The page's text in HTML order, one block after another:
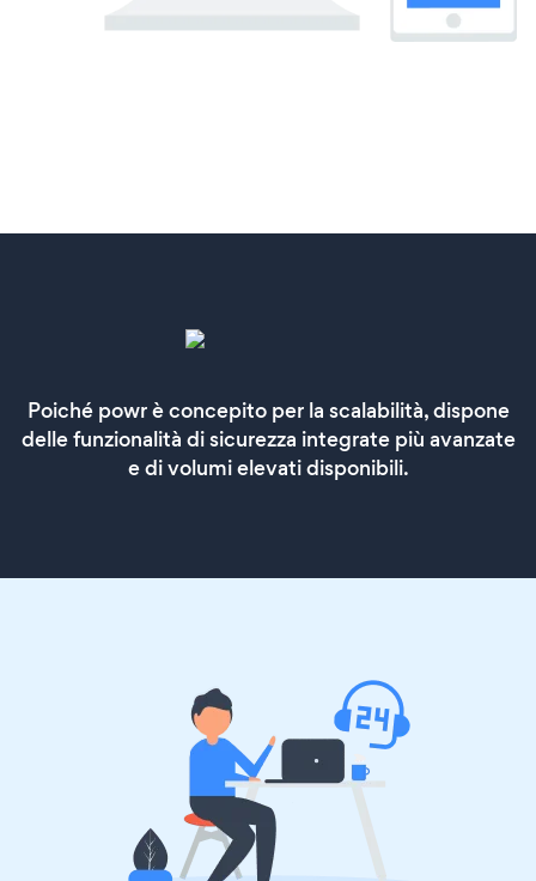
Poiché powr è concepito per la scalabilità, dispone
delle funzionalità di sicurezza integrate più avanzate
e di volumi elevati disponibili.